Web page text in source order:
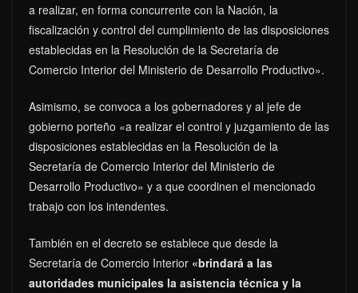
a realizar, en forma concurrente con la Nación, la
fiscalización y control del cumplimiento de las disposiciones
establecidas en la Resolución de la Secretaría de
Comercio Interior del Ministerio de Desarrollo Productivo».
Asimismo, se convoca a los gobernadores y al jefe de
gobierno porteño «a realizar el control y juzgamiento de las
disposiciones establecidas en la Resolución de la
Secretaría de Comercio Interior del Ministerio de
Desarrollo Productivo» y a que coordinen el mencionado
trabajo con los intendentes.
También en el decreto se establece que desde la
Secretaría de Comercio Interior «brindará a las
autoridades municipales la asistencia técnica y la